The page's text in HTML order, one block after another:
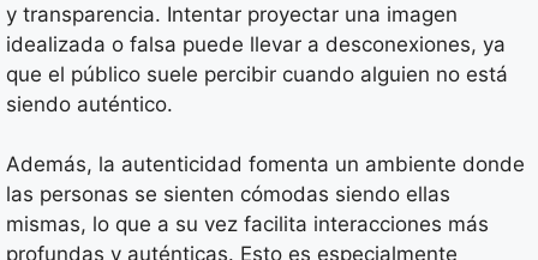
y transparencia. Intentar proyectar una imagen
idealizada o falsa puede llevar a desconexiones, ya
que el público suele percibir cuando alguien no está
siendo auténtico.
Además, la autenticidad fomenta un ambiente donde
las personas se sienten cómodas siendo ellas
mismas, lo que a su vez facilita interacciones más
profundas y auténticas. Esto es especialmente